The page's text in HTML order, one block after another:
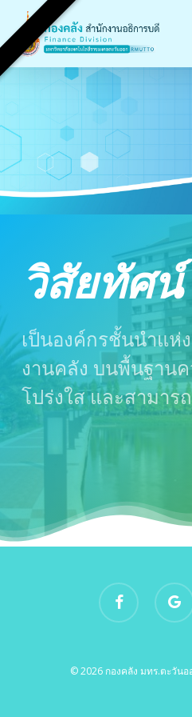
main
content
วิสัยทัศน์
เป็นองค์กรชั้นนำแ
งานคลัง บนพื้นฐาน
โปร่งใส และสามาร
facebook
google-
plus
© 2026 กองคลัง มทร.ตะวัน